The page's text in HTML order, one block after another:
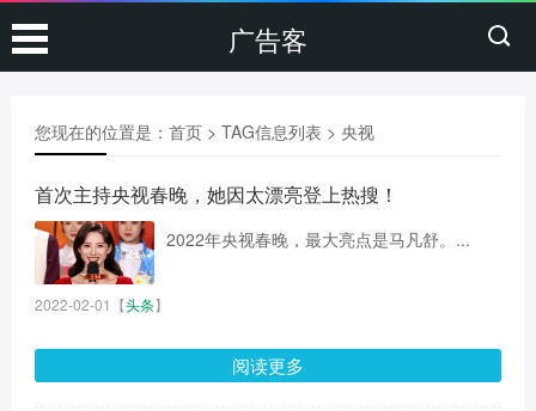
广告客
您现在的位置是： 首页> TAG信息列表 > 央视
首次主持央视春晚，她因太漂亮登上热搜！
2022年央视春晚，最大亮点是马凡舒。...
2022-02-01 【头条】
阅读更多